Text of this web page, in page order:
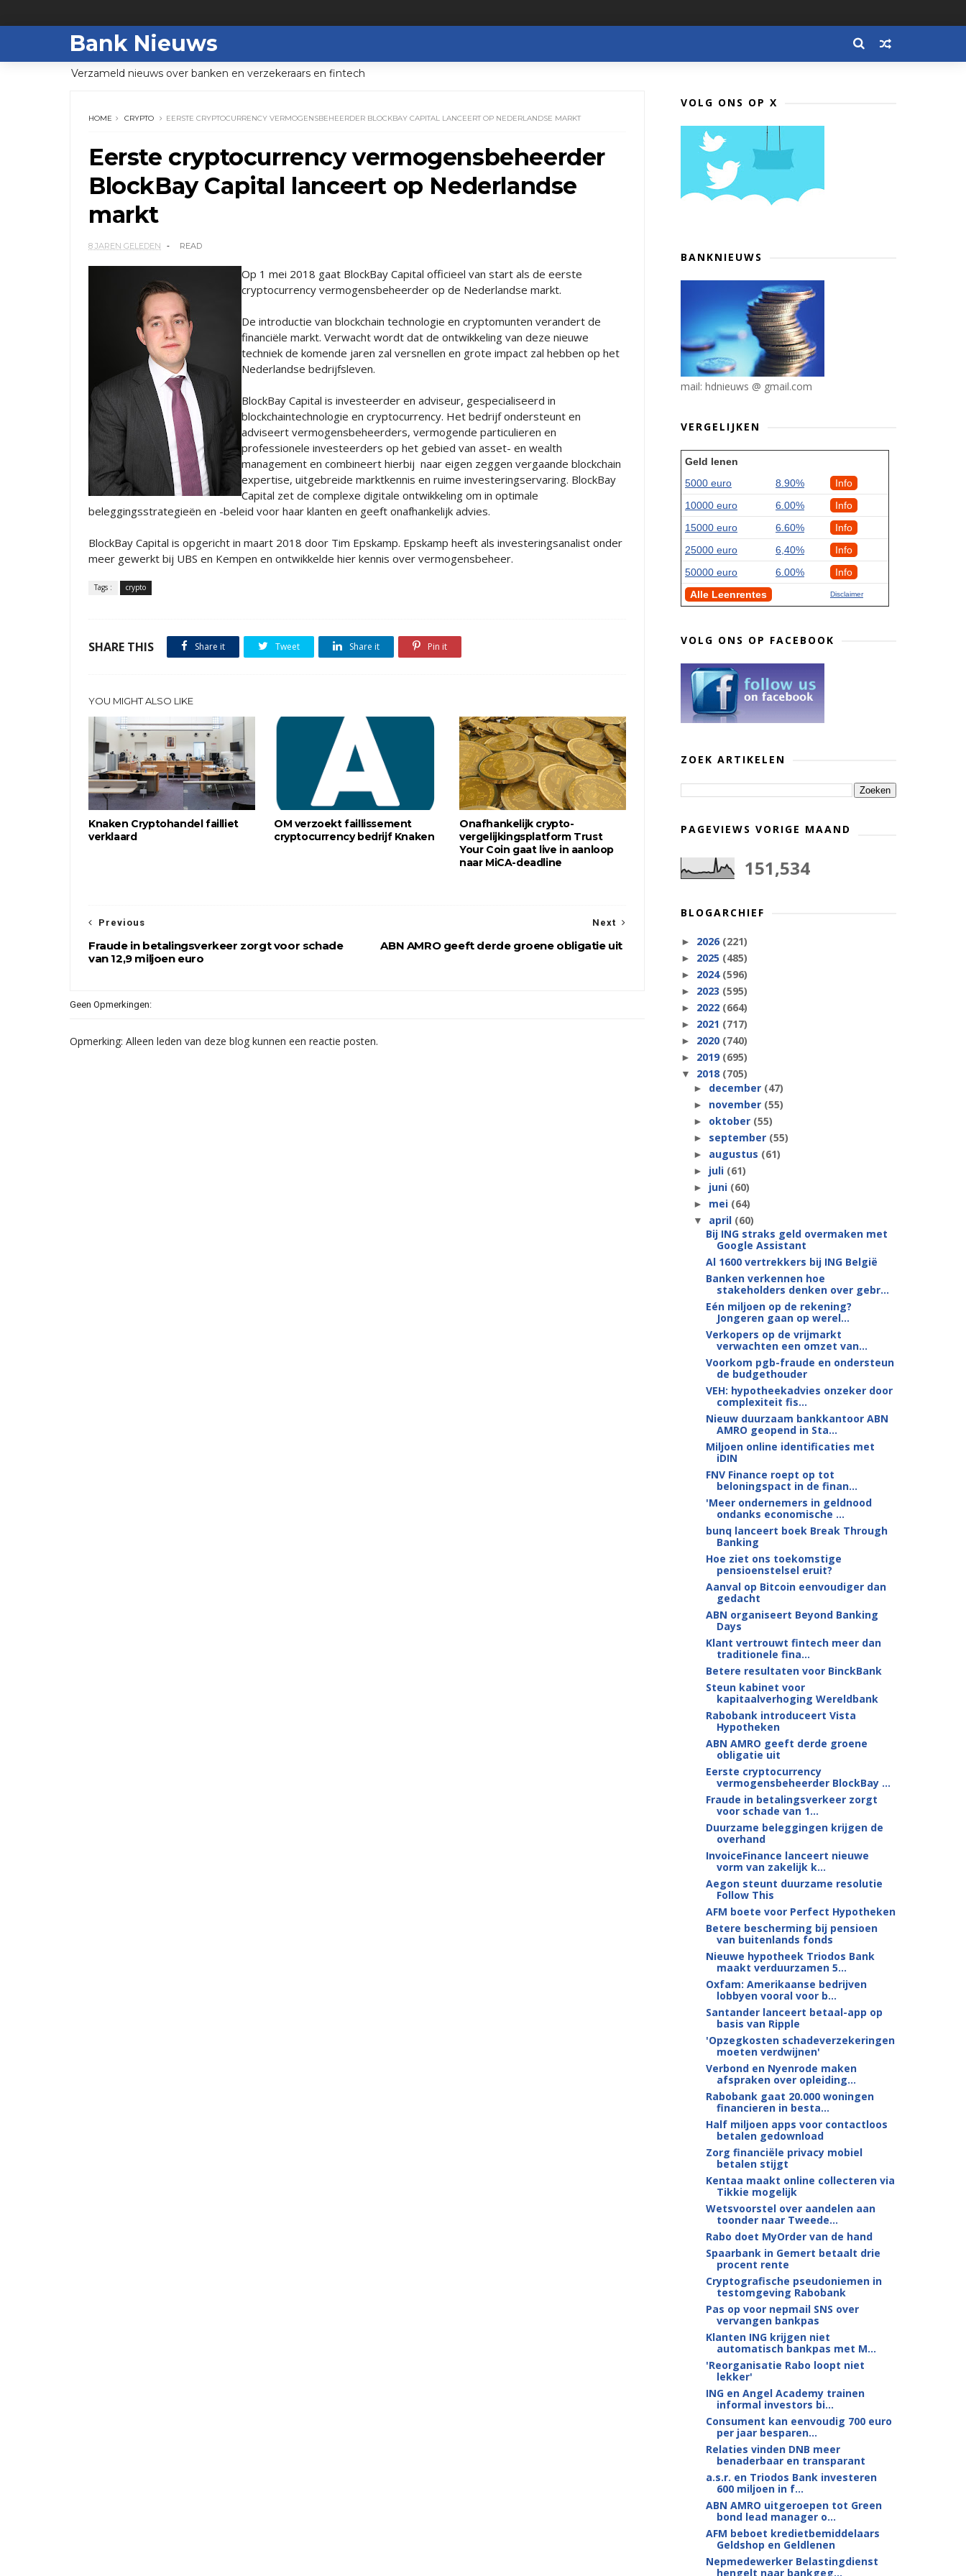
Bank Nieuws
Verzameld nieuws over banken en verzekeraars en fintech
HOME CRYPTO EERSTE CRYPTOCURRENCY VERMOGENSBEHEERDER BLOCKBAY CAPITAL LANCEERT OP NEDERLANDSE MARKT
Eerste cryptocurrency vermogensbeheerder
BlockBay Capital lanceert op Nederlandse
markt
8 JAREN GELEDEN READ
Op 1 mei 2018 gaat BlockBay Capital officieel van start als de eerste
cryptocurrency vermogensbeheerder op de Nederlandse markt.
De introductie van blockchain technologie en cryptomunten verandert de
financiële markt. Verwacht wordt dat de ontwikkeling van deze nieuwe
techniek de komende jaren zal versnellen en grote impact zal hebben op het
Nederlandse bedrijfsleven.
BlockBay Capital is investeerder en adviseur, gespecialiseerd in
blockchaintechnologie en cryptocurrency. Het bedrijf ondersteunt en
adviseert vermogensbeheerders, vermogende particulieren en
professionele investeerders op het gebied van asset- en wealth
management en combineert hierbij naar eigen zeggen vergaande blockchain
expertise, uitgebreide marktkennis en ruime investeringservaring. BlockBay
Capital zet de complexe digitale ontwikkeling om in optimale
beleggingsstrategieën en -beleid voor haar klanten en geeft onafhankelijk advies.
BlockBay Capital is opgericht in maart 2018 door Tim Epskamp. Epskamp heeft als investeringsanalist onder
meer gewerkt bij UBS en Kempen en ontwikkelde hier kennis over vermogensbeheer.
Tags : crypto
SHARE THIS Share it Tweet Share it Pin it
YOU MIGHT ALSO LIKE
Knaken Cryptohandel failliet
verklaard
OM verzoekt faillissement
cryptocurrency bedrijf Knaken
Onafhankelijk crypto-
vergelijkingsplatform Trust
Your Coin gaat live in aanloop
naar MiCA-deadline
Next
ABN AMRO geeft derde groene obligatie uit
Previous
Fraude in betalingsverkeer zorgt voor schade
van 12,9 miljoen euro
Geen Opmerkingen:
Opmerking: Alleen leden van deze blog kunnen een reactie posten.
VOLG ONS OP X
BANKNIEUWS
mail: hdnieuws @ gmail.com
VERGELIJKEN
Geld lenen
5000 euro
8.90%
Info
10000 euro
6.00%
Info
15000 euro
6.60%
Info
25000 euro
6,40%
Info
50000 euro
6.00%
Info
Alle Leenrentes
Disclaimer
VOLG ONS OP FACEBOOK
ZOEK ARTIKELEN
PAGEVIEWS VORIGE MAAND
151,534
BLOGARCHIEF
► 2026 (221)
► 2025 (485)
► 2024 (596)
► 2023 (595)
► 2022 (664)
► 2021 (717)
► 2020 (740)
► 2019 (695)
▼ 2018 (705)
► december (47)
► november (55)
► oktober (55)
► september (55)
► augustus (61)
► juli (61)
► juni (60)
► mei (64)
▼ april (60)
Bij ING straks geld overmaken met
Google Assistant
Al 1600 vertrekkers bij ING België
Banken verkennen hoe
stakeholders denken over gebr...
Eén miljoen op de rekening?
Jongeren gaan op werel...
Verkopers op de vrijmarkt
verwachten een omzet van...
Voorkom pgb-fraude en ondersteun
de budgethouder
VEH: hypotheekadvies onzeker door
complexiteit fis...
Nieuw duurzaam bankkantoor ABN
AMRO geopend in Sta...
Miljoen online identificaties met
iDIN
FNV Finance roept op tot
beloningspact in de finan...
'Meer ondernemers in geldnood
ondanks economische ...
bunq lanceert boek Break Through
Banking
Hoe ziet ons toekomstige
pensioenstelsel eruit?
Aanval op Bitcoin eenvoudiger dan
gedacht
ABN organiseert Beyond Banking
Days
Klant vertrouwt fintech meer dan
traditionele fina...
Betere resultaten voor BinckBank
Steun kabinet voor
kapitaalverhoging Wereldbank
Rabobank introduceert Vista
Hypotheken
ABN AMRO geeft derde groene
obligatie uit
Eerste cryptocurrency
vermogensbeheerder BlockBay ...
Fraude in betalingsverkeer zorgt
voor schade van 1...
Duurzame beleggingen krijgen de
overhand
InvoiceFinance lanceert nieuwe
vorm van zakelijk k...
Aegon steunt duurzame resolutie
Follow This
AFM boete voor Perfect Hypotheken
Betere bescherming bij pensioen
van buitenlands fonds
Nieuwe hypotheek Triodos Bank
maakt verduurzamen 5...
Oxfam: Amerikaanse bedrijven
lobbyen vooral voor b...
Santander lanceert betaal-app op
basis van Ripple
'Opzegkosten schadeverzekeringen
moeten verdwijnen'
Verbond en Nyenrode maken
afspraken over opleiding...
Rabobank gaat 20.000 woningen
financieren in besta...
Half miljoen apps voor contactloos
betalen gedownload
Zorg financiële privacy mobiel
betalen stijgt
Kentaa maakt online collecteren via
Tikkie mogelijk
Wetsvoorstel over aandelen aan
toonder naar Tweede...
Rabo doet MyOrder van de hand
Spaarbank in Gemert betaalt drie
procent rente
Cryptografische pseudoniemen in
testomgeving Rabobank
Pas op voor nepmail SNS over
vervangen bankpas
Klanten ING krijgen niet
automatisch bankpas met M...
'Reorganisatie Rabo loopt niet
lekker'
ING en Angel Academy trainen
informal investors bi...
Consument kan eenvoudig 700 euro
per jaar besparen...
Relaties vinden DNB meer
benaderbaar en transparant
a.s.r. en Triodos Bank investeren
600 miljoen in f...
ABN AMRO uitgeroepen tot Green
bond lead manager o...
AFM beboet kredietbemiddelaars
Geldshop en Geldlenen
Nepmedewerker Belastingdienst
hengelt naar bankgeg...